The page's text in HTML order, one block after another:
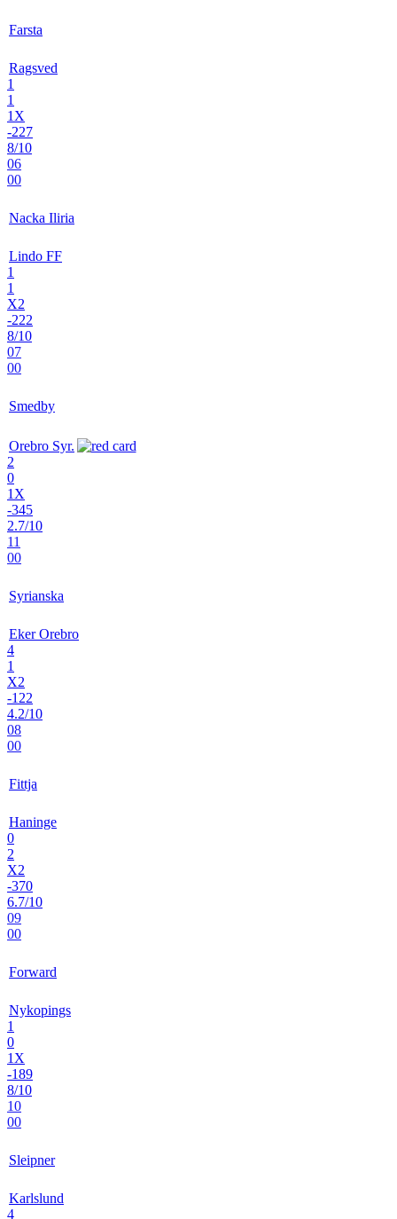
Farsta
Ragsved
1
1
1X
-227
8/10
06
00
Nacka Iliria
Lindo FF
1
1
X2
-222
8/10
07
00
Smedby
Orebro Syr.
2
0
1X
-345
2.7/10
11
00
Syrianska
Eker Orebro
4
1
X2
-122
4.2/10
08
00
Fittja
Haninge
0
2
X2
-370
6.7/10
09
00
Forward
Nykopings
1
0
1X
-189
8/10
10
00
Sleipner
Karlslund
4